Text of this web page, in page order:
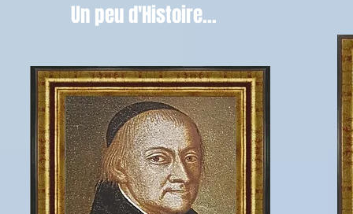
Un peu d'Histoire...